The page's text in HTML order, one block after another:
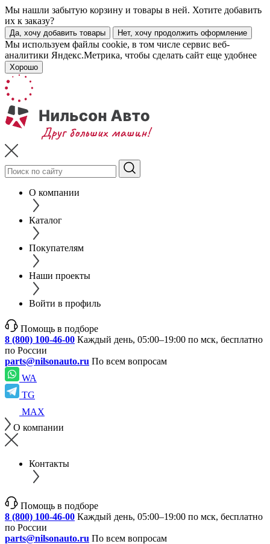
Мы нашли забытую корзину и товары в ней. Хотите добавить
их к заказу?
Да, хочу добавить товары Нет, хочу продолжить оформление
Мы используем файлы cookie, в том числе сервис веб-
аналитики Яндекс.Метрика, чтобы сделать сайт еще удобнее
Хорошо
О компании
Каталог
Покупателям
Наши проекты
Войти в профиль
Помощь в подборе
8 (800) 100-46-00 Каждый день, 05:00–19:00 по мск, бесплатно
по России
parts@nilsonauto.ru По всем вопросам
WA
TG
MAX
О компании
Контакты
Помощь в подборе
8 (800) 100-46-00 Каждый день, 05:00–19:00 по мск, бесплатно
по России
parts@nilsonauto.ru По всем вопросам